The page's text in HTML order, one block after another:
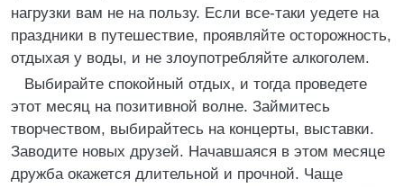
нагрузки вам не на пользу. Если все-таки уедете на
праздники в путешествие, проявляйте осторожность,
отдыхая у воды, и не злоупотребляйте алкоголем.
Выбирайте спокойный отдых, и тогда проведете
этот месяц на позитивной волне. Займитесь
творчеством, выбирайтесь на концерты, выставки.
Заводите новых друзей. Начавшаяся в этом месяце
дружба окажется длительной и прочной. Чаще